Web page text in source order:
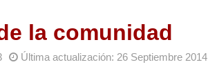
la comunidad
Última actualización: 26 Septiembre 2014